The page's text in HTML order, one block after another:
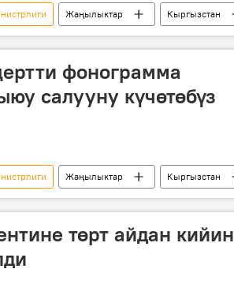
Жаңылыктар Кыргызстан
Кадырбеков
фонограмма
салууну күчөтөбүз
Жаңылыктар Кыргызстан
төрт айдан кийин